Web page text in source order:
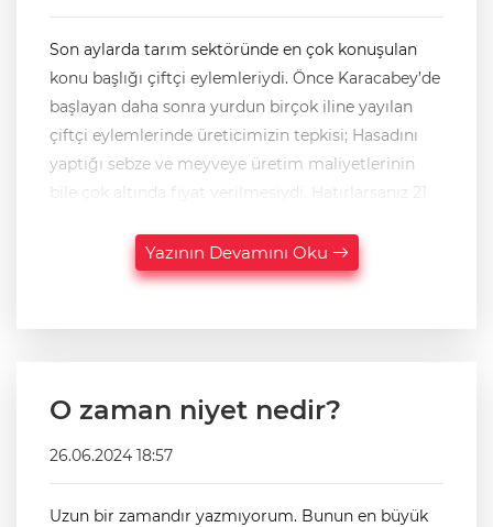
Son aylarda tarım sektöründe en çok konuşulan
konu başlığı çiftçi eylemleriydi. Önce Karacabey’de
başlayan daha sonra yurdun birçok iline yayılan
çiftçi eylemlerinde üreticimizin tepkisi; Hasadını
yaptığı sebze ve meyveye üretim maliyetlerinin
bile çok altında fiyat verilmesiydi. Hatırlarsanız 21
Yazının Devamını Oku
O zaman niyet nedir?
26.06.2024 18:57
Uzun bir zamandır yazmıyorum. Bunun en büyük